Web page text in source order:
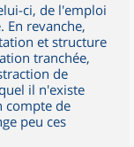
ci, de l'emploi
revanche,
et structure
tranchée,
de
il n'existe
compte de
peu ces